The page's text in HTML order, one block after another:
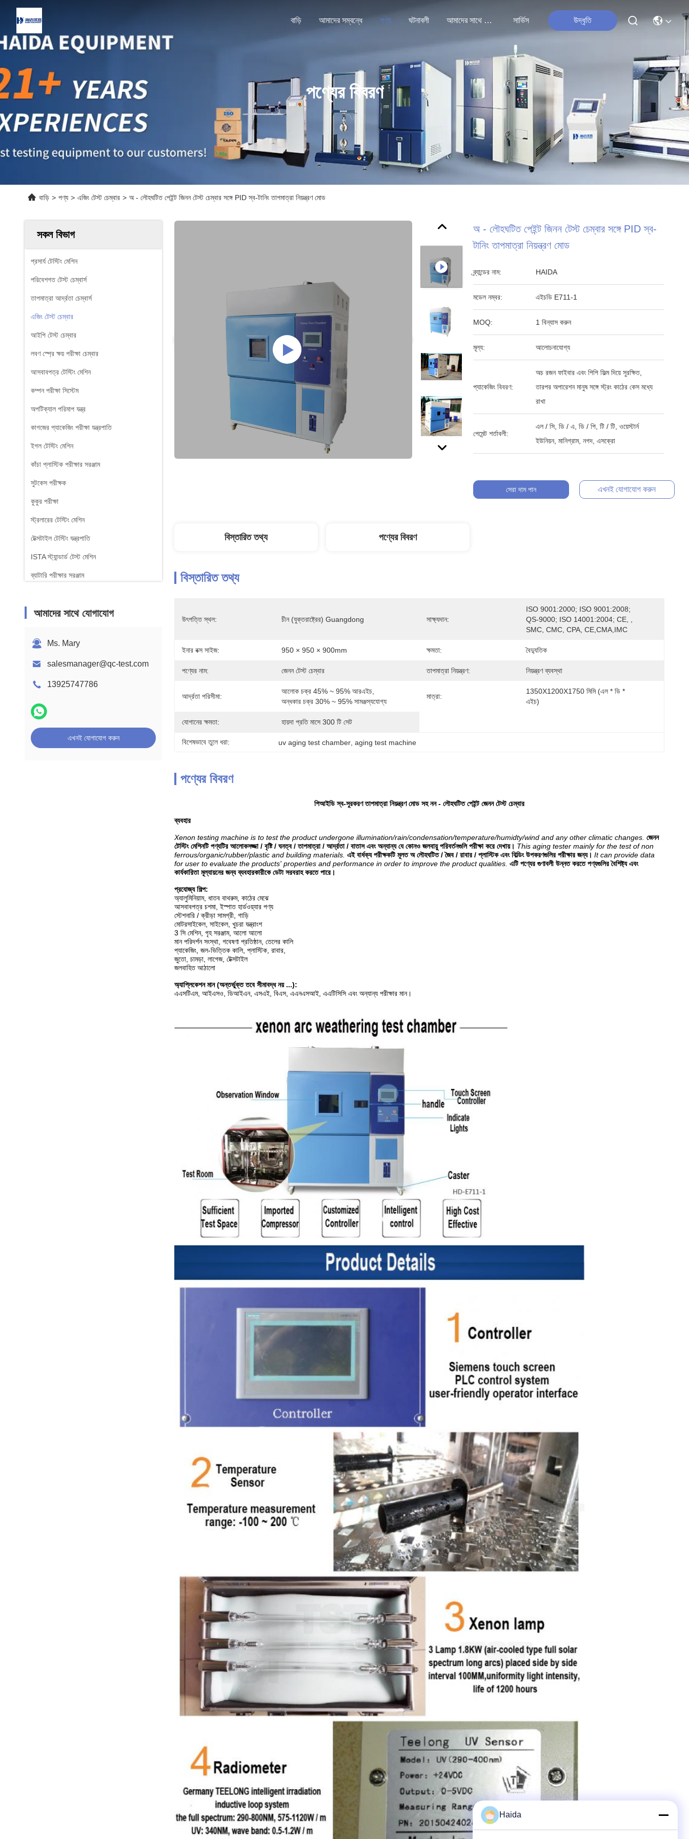
বাড়ি আমাদের সম্বন্ধে পণ্য ঘটনাবলী আমাদের সাথে যোগাযোগ সার্ভিস উদ্ধৃতি
পণ্যের বিবরণ
বাড়ি > পণ্য > এজিং টেস্ট চেম্বার > অ - লৌহঘটিত পেইন্ট জিনন টেস্ট চেম্বার সঙ্গে PID স্ব-টানিং তাপমাত্রা নিয়ন্ত্রণ মোড
সকল বিভাগ
প্রসার্য টেস্টিং মেশিন
পরিবেশগত টেস্ট চেম্বার্স
তাপমাত্রা আর্দ্রতা চেম্বার্স
এজিং টেস্ট চেম্বার
আইপি টেস্ট চেম্বার
লবণ স্প্রে ক্ষয় পরীক্ষা চেম্বার
আসবাবপত্র টেস্টিং মেশিন
কম্পন পরীক্ষা সিস্টেম
অপটিক্যাল পরিমাপ যন্ত্র
কাগজের প্যাকেজিং পরীক্ষা যন্ত্রপাতি
ইগল টেস্টিং মেশিন
কাঁচা প্লাস্টিক পরীক্ষার সরঞ্জাম
সুটকেস পরীক্ষক
কুকুর পরীক্ষা
স্ট্রলারের টেস্টিং মেশিন
টেক্সটাইল টেস্টিং যন্ত্রপাতি
ISTA স্ট্যান্ডার্ড টেস্ট মেশিন
ব্যাটারি পরীক্ষার সরঞ্জাম
জ্বলনযোগ্যতা পরীক্ষার সরঞ্জাম
আমাদের সাথে যোগাযোগ
Ms. Mary
salesmanager@qc-test.com
13925747786
এখনই যোগাযোগ করুন
অ - লৌহঘটিত পেইন্ট জিনন টেস্ট চেম্বার সঙ্গে PID স্ব-
টানিং তাপমাত্রা নিয়ন্ত্রণ মোড
ব্র্যান্ডের নাম: HAIDA
মডেল নম্বর: এইচডি E711-1
MOQ: 1 বিন্যাস করুন
মূল্য: আলোচনাযোগ্য
প্যাকেজিং বিবরণ:
অচ রজন ফাইবার এবং পিপি ফিল্ম দিয়ে সুরক্ষিত,
তারপর অপারেশন মানুষ সঙ্গে স্ট্রং কাঠের কেস মধ্যে
রাখা
পেমেন্ট শর্তাবলী:
এল / সি, ডি / এ, ডি / পি, টি / টি, ওয়েস্টার্ন
ইউনিয়ন, মানিগ্রাম, নগদ, এসক্রো
সেরা দাম পান এখনই যোগাযোগ করুন
বিস্তারিত তথ্য পণ্যের বিবরণ
বিস্তারিত তথ্য
উৎপত্তি স্থল: চীন (যুক্তরাষ্ট্রের) Guangdong সাক্ষ্যদান:
ISO 9001:2000; ISO 9001:2008;
QS-9000; ISO 14001:2004; CE, ,
SMC, CMC, CPA, CE,CMA,IMC
ইনার বক্স সাইজ: 950 × 950 × 900mm ক্ষমতা: বৈদ্যুতিক
পণ্যের নাম: জেনন টেস্ট চেম্বার তাপমাত্রা নিয়ন্ত্রণ: নিয়ন্ত্রণ ব্যবস্থা
আর্দ্রতা পরিসীমা:
আলোক চক্র 45% ~ 95% আরএইচ,
অন্ধকার চক্র 30% ~ 95% সামঞ্জস্যযোগ্য
মাত্রা:
1350X1200X1750 মিমি (এল * ডি *
এইচ)
যোগানের ক্ষমতা: হায়দা প্রতি মাসে 300 টি সেট
বিশেষভাবে তুলে ধরা: uv aging test chamber , aging test machine
পণ্যের বিবরণ
পিআইডি স্ব-সুরকরণ তাপমাত্রা নিয়ন্ত্রণ মোড সহ নন - লৌহঘটিত পেইন্ট জেনন টেস্ট চেম্বার
ব্যবহার
Xenon testing machine is to test the product undergone illumination/rain/condensation/temperature/humidty/wind and any other climatic changes. জেনন
টেস্টিং মেশিনটি পণ্যটির আলোকসজ্জা / বৃষ্টি / ঘনত্ব / তাপমাত্রা / আর্দ্রতা / বাতাস এবং অন্যান্য যে কোনও জলবায়ু পরিবর্তনগুলি পরীক্ষা করে দেখায়। This aging tester mainly for the test of non
ferrous/organic/rubber/plastic and building materials. এই বার্ধক্য পরীক্ষকটি মূলত অ লৌহঘটিত / জৈব / রাবার / প্লাস্টিক এবং বিল্ডিং উপকরণগুলির পরীক্ষার জন্য। It can provide data
for user to evaluate the products' properties and performance in order to improve the product qualities. এটি পণ্যের গুণাবলী উন্নত করতে পণ্যগুলির বৈশিষ্ট্য এবং
কার্যকারিতা মূল্যায়নের জন্য ব্যবহারকারীকে ডেটা সরবরাহ করতে পারে।
প্রযোজ্য শিল্প:
অ্যালুমিনিয়াম, ধাতব বাথরুম, কাঠের মেঝে
আসবাবপত্র চশমা, ইস্পাত হার্ডওয়্যার পণ্য
স্টেশনারি / ক্রীড়া সামগ্রী, গাড়ি
মোটরসাইকেল, সাইকেল, খুচরা যন্ত্রাংশ
3 সি মেশিন, গৃহ সরঞ্জাম, আলো আলো
মান পরিদর্শন সংস্থা, গবেষণা প্রতিষ্ঠান, তেলের কালি
প্যাকেজিং, জল-ভিত্তিক কালি, প্লাস্টিক, রাবার,
জুতো, চামড়া, লাগেজ, টেক্সটাইল
জলবাহিত আঠালো
অ্যাপ্লিকেশন মান (অন্তর্ভুক্ত তবে সীমাবদ্ধ নয় ...):
এএসটিএম, আইএসও, ডিআইএন, এসএই, বিএস, এএনএসআই, এএটিসিসি এবং অন্যান্য পরীক্ষার মান।
Haida